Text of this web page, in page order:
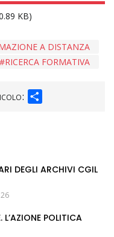
KB)
A DISTANZA
RICERCA FORMATIVA
DEGLI ARCHIVI CGIL
L’AZIONE POLITICA